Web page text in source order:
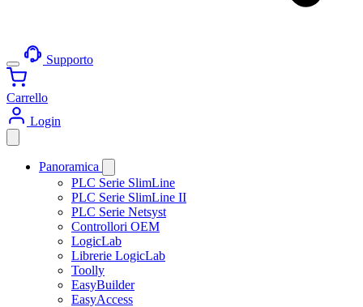
Supporto
Carrello
Login
Panoramica
PLC Serie SlimLine
PLC Serie SlimLine II
PLC Serie Netsyst
Controllori OEM
LogicLab
Librerie LogicLab
Toolly
EasyBuilder
EasyAccess